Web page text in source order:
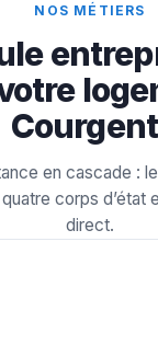
NOS MÉTIERS
en cascade :
corps d’état
direct.